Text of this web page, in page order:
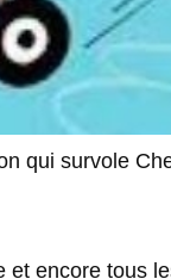
qui survole
encore tous